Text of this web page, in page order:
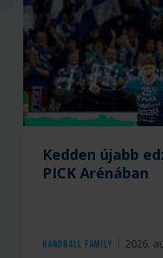
Handball Family 2026.
Kedden újabb
PICK Arénában